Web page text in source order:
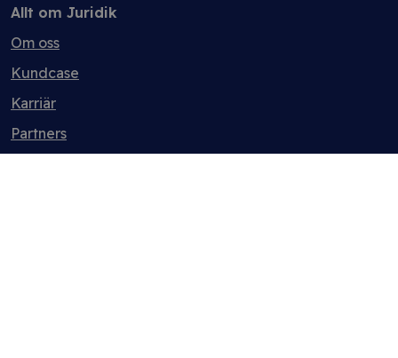
Allt om Juridik
Om oss
Kundcase
Karriär
Partners